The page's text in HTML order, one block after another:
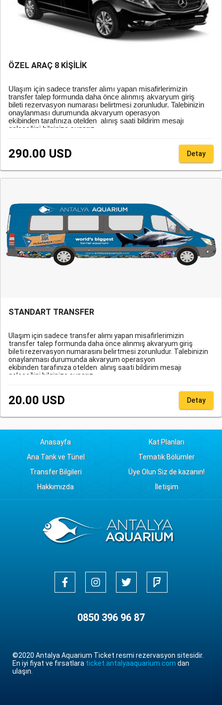
ÖZEL ARAÇ 8 KİŞİLİK
Ulaşım için sadece transfer alımı yapan misafirlerimizin
transfer talep formunda daha önce alınmış akvaryum giriş
bileti rezervasyon numarası belirtmesi zorunludur. Talebinizin
onaylanması durumunda akvaryum operasyon
ekibinden tarafınıza otelden alınış saati bildirim mesajı
geleceğini bilginize sunarız.
290.00 USD Detay
STANDART TRANSFER
Ulaşım için sadece transfer alımı yapan misafirlerimizin
transfer talep formunda daha önce alınmış akvaryum giriş
bileti rezervasyon numarasını belirtmesi zorunludur. Talebinizin
onaylanması durumunda akvaryum operasyon
ekibinden tarafınıza otelden alınış saati bildirim mesajı
geleceğini bilginize sunarız.
20.00 USD Detay
Anasayfa
Kat Planları
Ana Tank ve Tünel
Tematik Bölümler
Transfer Bilgileri
Üye Olun Siz de kazanın!
Hakkımızda
İletişim
0850 396 96 87
©2020 Antalya Aquarium Ticket resmi rezervasyon sitesidir.
En iyi fiyat ve fırsatlara ticket.antalyaaquarium.com dan
ulaşın.